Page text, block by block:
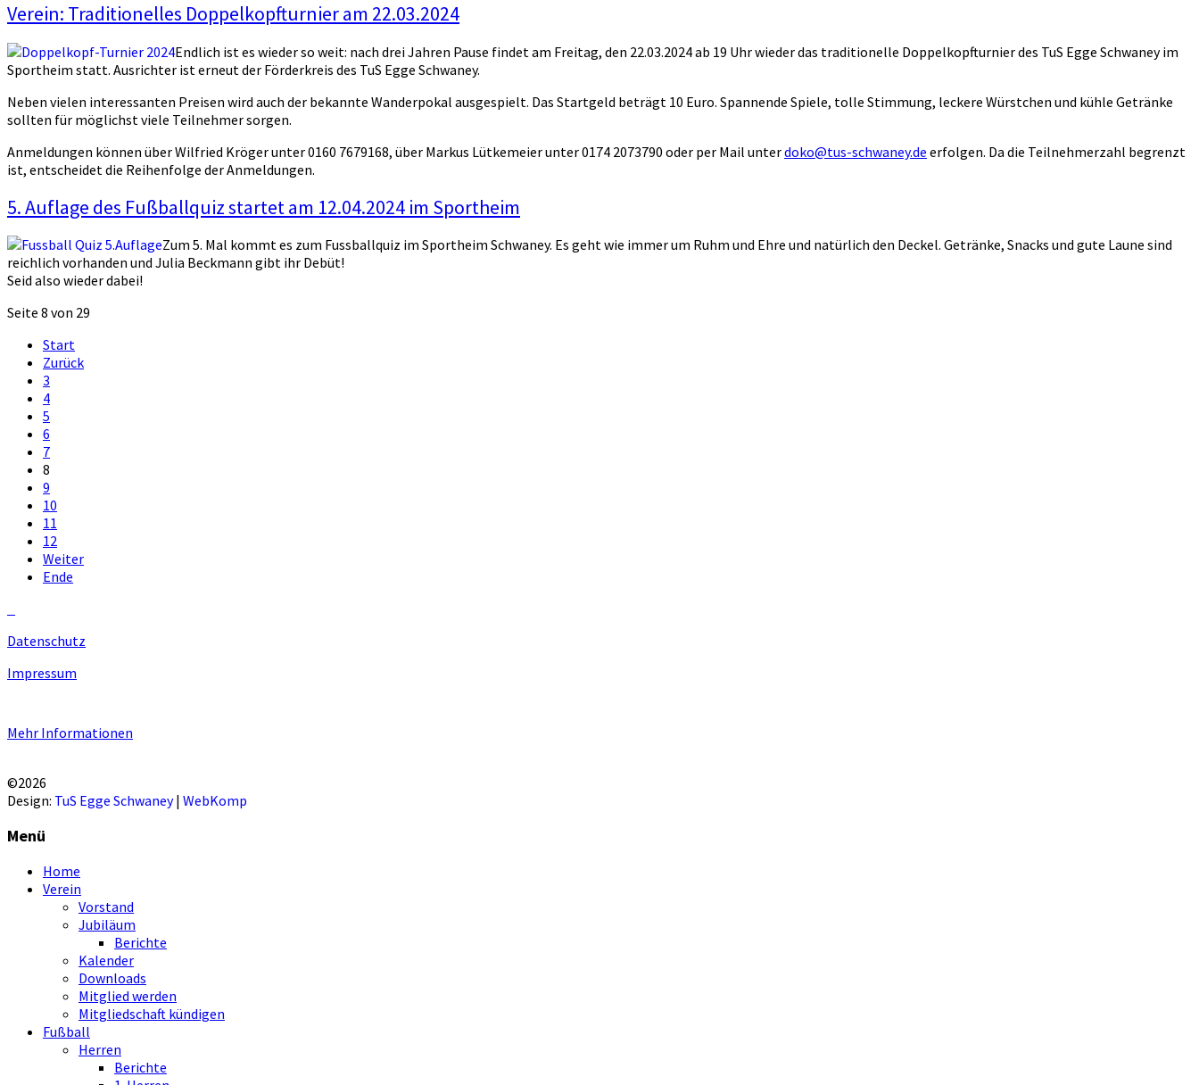
Verein: Traditionelles Doppelkopfturnier am 22.03.2024
Endlich ist es wieder so weit: nach drei Jahren Pause findet am Freitag, den 22.03.2024 ab 19 Uhr wieder das traditionelle Doppelkopfturnier des TuS Egge Schwaney im
Sportheim statt. Ausrichter ist erneut der Förderkreis des TuS Egge Schwaney.
Neben vielen interessanten Preisen wird auch der bekannte Wanderpokal ausgespielt. Das Startgeld beträgt 10 Euro. Spannende Spiele, tolle Stimmung, leckere Würstchen und kühle Getränke
sollten für möglichst viele Teilnehmer sorgen.
Anmeldungen können über Wilfried Kröger unter 0160 7679168, über Markus Lütkemeier unter 0174 2073790 oder per Mail unterdoko@tus-schwaney.de erfolgen. Da die Teilnehmerzahl begrenzt
ist, entscheidet die Reihenfolge der Anmeldungen.
5. Auflage des Fußballquiz startet am 12.04.2024 im Sportheim
Zum 5. Mal kommt es zum Fussballquiz im Sportheim Schwaney. Es geht wie immer um Ruhm und Ehre und natürlich den Deckel. Getränke, Snacks und gute Laune sind
reichlich vorhanden und Julia Beckmann gibt ihr Debüt!
Seid also wieder dabei!
Seite 8 von 29
Start
Zurück
3
4
5
6
7
8
9
10
11
12
Weiter
Ende
Datenschutz
Impressum
Mehr Informationen
©2026
Design: TuS Egge Schwaney| WebKomp
Menü
Home
Verein
Vorstand
Jubiläum
Berichte
Kalender
Downloads
Mitglied werden
Mitgliedschaft kündigen
Fußball
Herren
Berichte